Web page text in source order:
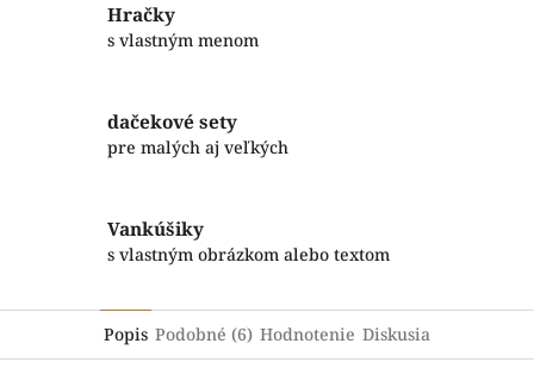
Hračky
s vlastným menom
dačekové sety
pre malých aj veľkých
Vankúšiky
s vlastným obrázkom alebo textom
Popis Podobné (6) Hodnotenie Diskusia